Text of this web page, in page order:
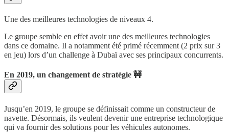
Une des meilleures technologies de niveaux 4.
Le groupe semble en effet avoir une des meilleures technologies
dans ce domaine. Il a notamment été primé récemment (2 prix sur 3
en jeu) lors d’un challenge à Dubaï avec ses principaux concurrents.
En 2019, un changement de stratégie 🚧
Jusqu’en 2019, le groupe se définissait comme un constructeur de
navette. Désormais, ils veulent devenir une entreprise technologique
qui va fournir des solutions pour les véhicules autonomes.